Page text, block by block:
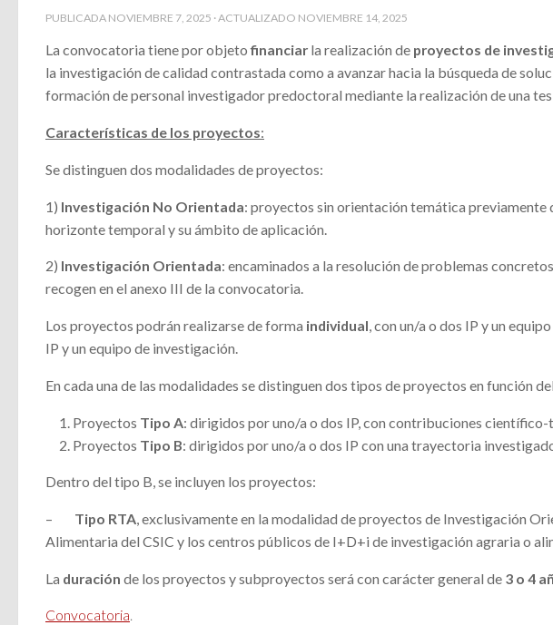
PUBLICADA NOVIEMBRE 7, 2025 · ACTUALIZADO NOVIEMBRE 14, 2025
La convocatoria tiene por objetofinanciar la realización de proyectos de
la investigación de calidad contrastada como a avanzar hacia la búsqueda de
formación de personal investigador predoctoral mediante la realización de una
Características de los proyectos:
Se distinguen dos modalidades de proyectos:
1) Investigación No Orientada: proyectos sin orientación temática
horizonte temporal y su ámbito de aplicación.
2) Investigación Orientada: encaminados a la resolución de problemas
recogen en el anexo III de la convocatoria.
Los proyectos podrán realizarse de forma individual, con un/a o dos IP y un
IP y un equipo de investigación.
En cada una de las modalidades se distinguen dos tipos de proyectos en función
Proyectos Tipo A: dirigidos por uno/a o dos IP, con contribuciones
Proyectos Tipo B: dirigidos por uno/a o dos IP con una trayectoria
Dentro del tipo B, se incluyen los proyectos:
– Tipo RTA , exclusivamente en la modalidad de proyectos de Investigación
Alimentaria del CSIC y los centros públicos de I+D+i de investigación agraria o
La duración de los proyectos y subproyectos será con carácter general de 3 o 4
Convocatoria.